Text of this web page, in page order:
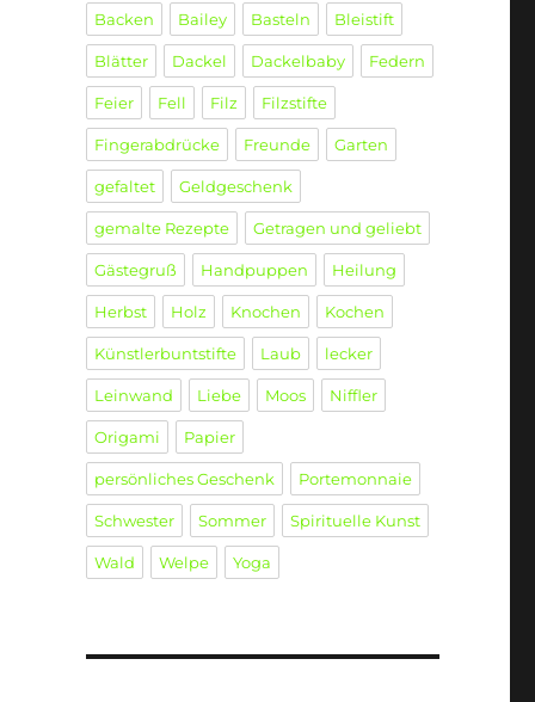
Backen Bailey Basteln Bleistift
Blätter Dackel Dackelbaby Federn
Feier Fell Filz Filzstifte
Fingerabdrücke Freunde Garten
gefaltet Geldgeschenk
gemalte Rezepte Getragen und geliebt
Gästegruß Handpuppen Heilung
Herbst Holz Knochen Kochen
Künstlerbuntstifte Laub lecker
Leinwand Liebe Moos Niffler
Origami Papier
persönliches Geschenk Portemonnaie
Schwester Sommer Spirituelle Kunst
Wald Welpe Yoga